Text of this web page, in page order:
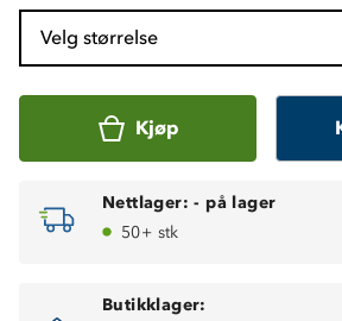
Velg størrelse
Kjøp
Nettlager: - på lager
50+ stk
Butikklager: